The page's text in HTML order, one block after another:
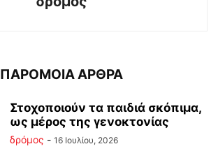
ΠΑΡΟΜΟΙΑ ΑΡΘΡΑ
Στοχοποιούν τα παιδιά σκόπιμα,
ως μέρος της γενοκτονίας
δρόμος - 16 Ιουλίου, 2026